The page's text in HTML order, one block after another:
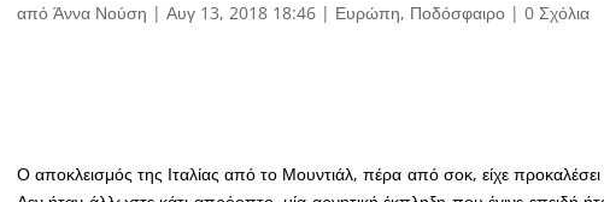
από Άννα Νούση | Αυγ 13, 2018 18:46| Ευρώπη, Ποδόσφαιρο| 0 Σχόλια
Ο αποκλεισμός της Ιταλίας από το Μουντιάλ, πέρα από σοκ, είχε